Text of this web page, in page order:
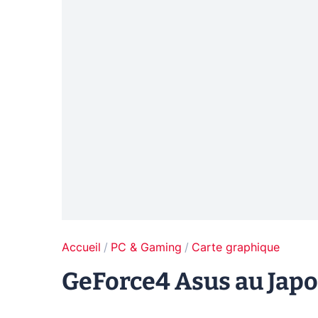
Accueil PC & Gaming Carte graphique
GeForce4 Asus au